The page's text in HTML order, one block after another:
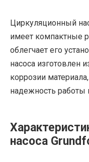
Циркуляционный
имеет компактные
облегчает его
насоса изготовлен
коррозии
надежность работы
насоса